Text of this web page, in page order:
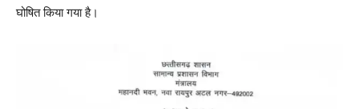
घोषित किया गया है।